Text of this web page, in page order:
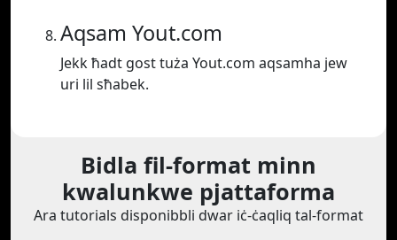
Aqsam Yout.com
Jekk ħadt gost tuża Yout.com aqsamha jew
uri lil sħabek.
Bidla fil-format minn
kwalunkwe pjattaforma
Ara tutorials disponibbli dwar iċ-ċaqliq tal-format